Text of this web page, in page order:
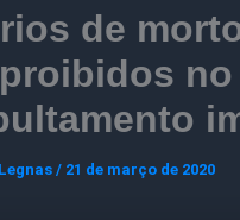
de
no
/ 21 de março de 2020